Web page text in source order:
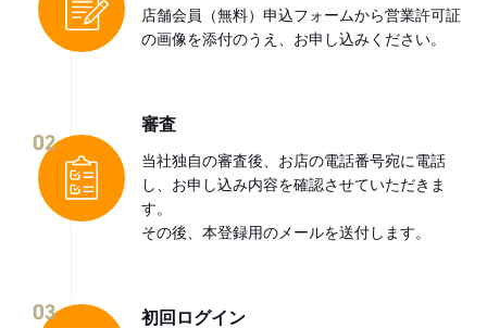
店舗会員（無料）申込フォームから営業許可証
の画像を添付のうえ、お申し込みください。
02
審査
当社独自の審査後、お店の電話番号宛に電話
し、お申し込み内容を確認させていただきま
す。
その後、本登録用のメールを送付します。
03 初回ログイン